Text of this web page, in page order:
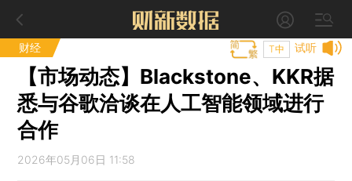
财经 试听
T中
【市场动态】Blackstone、KKR据
悉与谷歌洽谈在人工智能领域进行
合作
2026年05月06日 11:58